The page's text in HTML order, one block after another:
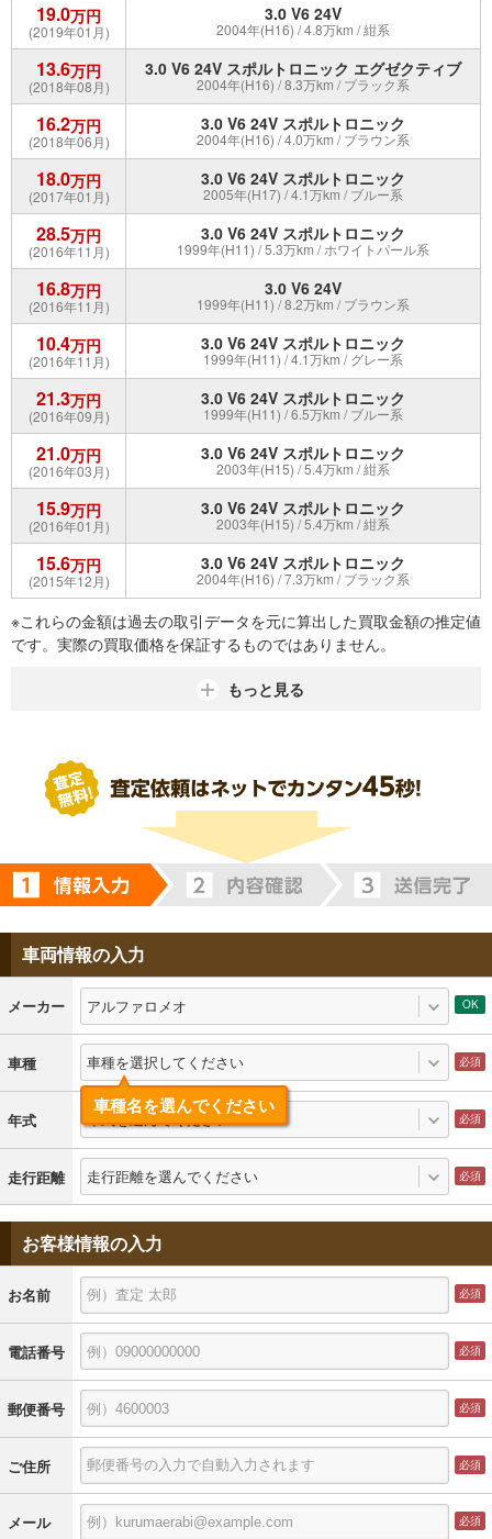
19.0万円
(2019年01月)
3.0 V6 24V
2004年(H16) / 4.8万km / 紺系
13.6万円
(2018年08月)
3.0 V6 24V スポルトロニック エグゼクティブ
2004年(H16) / 8.3万km / ブラック系
16.2万円
(2018年06月)
3.0 V6 24V スポルトロニック
2004年(H16) / 4.0万km / ブラウン系
18.0万円
(2017年01月)
3.0 V6 24V スポルトロニック
2005年(H17) / 4.1万km / ブルー系
28.5万円
(2016年11月)
3.0 V6 24V スポルトロニック
1999年(H11) / 5.3万km / ホワイトパール系
16.8万円
(2016年11月)
3.0 V6 24V
1999年(H11) / 8.2万km / ブラウン系
10.4万円
(2016年11月)
3.0 V6 24V スポルトロニック
1999年(H11) / 4.1万km / グレー系
21.3万円
(2016年09月)
3.0 V6 24V スポルトロニック
1999年(H11) / 6.5万km / ブルー系
21.0万円
(2016年03月)
3.0 V6 24V スポルトロニック
2003年(H15) / 5.4万km / 紺系
15.9万円
(2016年01月)
3.0 V6 24V スポルトロニック
2003年(H15) / 5.4万km / 紺系
15.6万円
(2015年12月)
3.0 V6 24V スポルトロニック
2004年(H16) / 7.3万km / ブラック系
※これらの金額は過去の取引データを元に算出した買取金額の推定値
です。実際の買取価格を保証するものではありません。
もっと見る
車両情報の入力
メーカー アルファロメオ
車種 車種を選択してください
車種名を選んでください
年式 年式を選んでください
走行距離 走行距離を選んでください
お客様情報の入力
お名前
電話番号
郵便番号
ご住所
メール